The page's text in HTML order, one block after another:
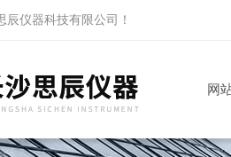
辰仪器科技有限公司 ！
网